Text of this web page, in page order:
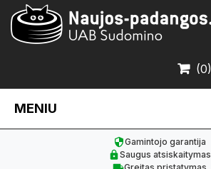
(0)
MENIU
Gamintojo garantija
Saugus atsiskaitymas